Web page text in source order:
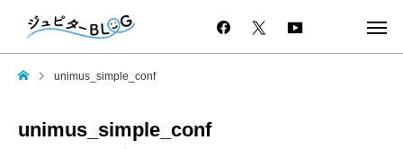
unimus_simple_conf
unimus_simple_conf